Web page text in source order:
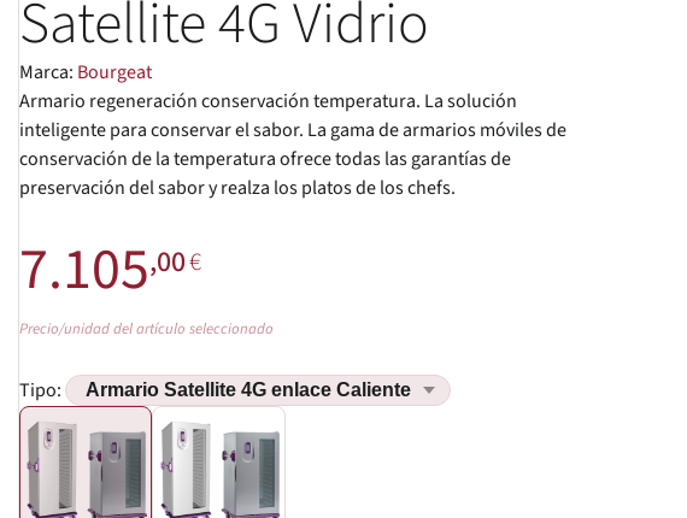
Satellite 4G Vidrio
Marca: Bourgeat
Armario regeneración conservación temperatura. La solución
inteligente para conservar el sabor. La gama de armarios móviles de
conservación de la temperatura ofrece todas las garantías de
preservación del sabor y realza los platos de los chefs.
7.105,00€
Precio/unidad del artículo seleccionado
Tipo: